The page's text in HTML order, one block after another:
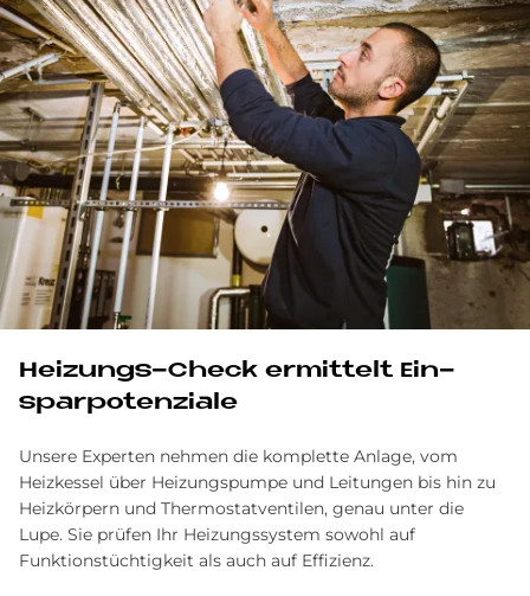
Hei­zun­gs-Check er­mit­telt Ein­
spar­po­ten­zia­le
Unsere Experten nehmen die komplette Anlage, vom
Heizkessel über Heizungspumpe und Leitungen bis hin zu
Heizkörpern und Thermostatventilen, genau unter die
Lupe. Sie prüfen Ihr Heizungssystem sowohl auf
Funktionstüchtigkeit als auch auf Effizienz.